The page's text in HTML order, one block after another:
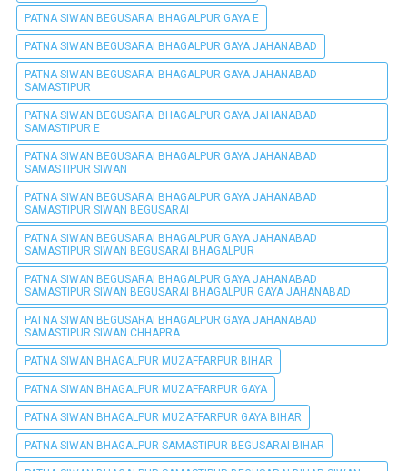
PATNA SIWAN BEGUSARAI BHAGALPUR GAYA E
PATNA SIWAN BEGUSARAI BHAGALPUR GAYA JAHANABAD
PATNA SIWAN BEGUSARAI BHAGALPUR GAYA JAHANABAD
SAMASTIPUR
PATNA SIWAN BEGUSARAI BHAGALPUR GAYA JAHANABAD
SAMASTIPUR E
PATNA SIWAN BEGUSARAI BHAGALPUR GAYA JAHANABAD
SAMASTIPUR SIWAN
PATNA SIWAN BEGUSARAI BHAGALPUR GAYA JAHANABAD
SAMASTIPUR SIWAN BEGUSARAI
PATNA SIWAN BEGUSARAI BHAGALPUR GAYA JAHANABAD
SAMASTIPUR SIWAN BEGUSARAI BHAGALPUR
PATNA SIWAN BEGUSARAI BHAGALPUR GAYA JAHANABAD
SAMASTIPUR SIWAN BEGUSARAI BHAGALPUR GAYA JAHANABAD
PATNA SIWAN BEGUSARAI BHAGALPUR GAYA JAHANABAD
SAMASTIPUR SIWAN CHHAPRA
PATNA SIWAN BHAGALPUR MUZAFFARPUR BIHAR
PATNA SIWAN BHAGALPUR MUZAFFARPUR GAYA
PATNA SIWAN BHAGALPUR MUZAFFARPUR GAYA BIHAR
PATNA SIWAN BHAGALPUR SAMASTIPUR BEGUSARAI BIHAR